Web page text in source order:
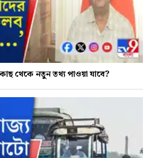
থেকে নতুন তথ্য পাওয়া যাবে?